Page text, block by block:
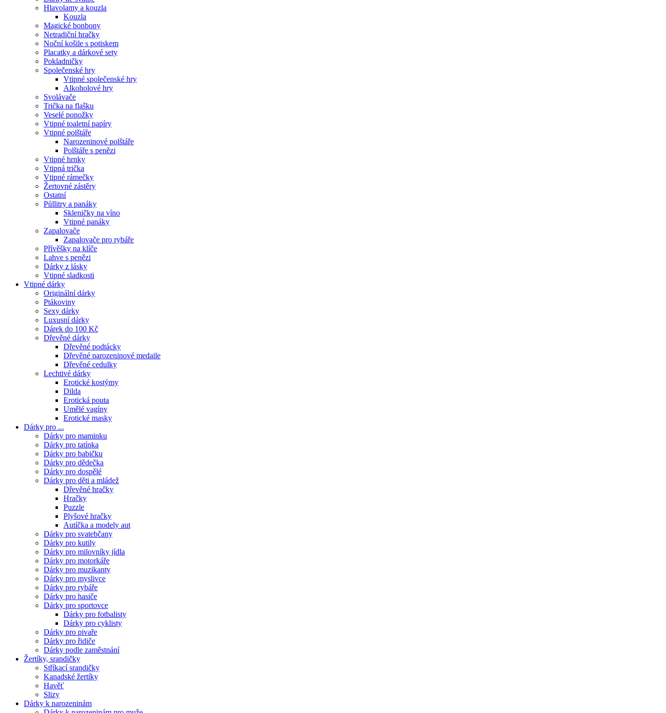
Hlavolamy a kouzla
Kouzla
Magické bonbony
Netradiční hračky
Noční košile s potiskem
Placatky a dárkové sety
Pokladničky
Společenské hry
Vtipné společenské hry
Alkoholové hry
Svolávače
Trička na flašku
Veselé ponožky
Vtipné toaletní papíry
Vtipné polštáře
Narozeninové polštáře
Polštáře s penězi
Vtipné hrnky
Vtipná trička
Vtipné rámečky
Žertovné zástěry
Ostatní
Půllitry a panáky
Skleničky na víno
Vtipné panáky
Zapalovače
Zapalovače pro rybáře
Přívěšky na klíče
Lahve s penězi
Dárky z lásky
Vtipné sladkosti
Vtipné dárky
Originální dárky
Ptákoviny
Sexy dárky
Luxusní dárky
Dárek do 100 Kč
Dřevěné dárky
Dřevěné podtácky
Dřevěné narozeninové medaile
Dřevěné cedulky
Lechtivé dárky
Erotické kostýmy
Dilda
Erotická pouta
Umělé vagíny
Erotické masky
Dárky pro ...
Dárky pro maminku
Dárky pro tatínka
Dárky pro babičku
Dárky pro dědečka
Dárky pro dospělé
Dárky pro děti a mládež
Dřevěné hračky
Hračky
Puzzle
Plyšové hračky
Autíčka a modely aut
Dárky pro svatebčany
Dárky pro kutily
Dárky pro milovníky jídla
Dárky pro motorkáře
Dárky pro muzikanty
Dárky pro myslivce
Dárky pro rybáře
Dárky pro hasiče
Dárky pro sportovce
Dárky pro fotbalisty
Dárky pro cyklisty
Dárky pro pivaře
Dárky pro řidiče
Dárky podle zaměstnání
Žertíky, srandičky
Stříkací srandičky
Kanadské žertíky
Havěť
Slizy
Dárky k narozeninám